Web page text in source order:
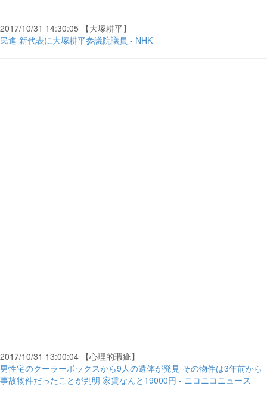
2017/10/31 14:30:05 【大塚耕平】
民進 新代表に大塚耕平参議院議員 - NHK
2017/10/31 13:00:04 【心理的瑕疵】
男性宅のクーラーボックスから9人の遺体が発見 その物件は3年前から
事故物件だったことが判明 家賃なんと19000円 - ニコニコニュース